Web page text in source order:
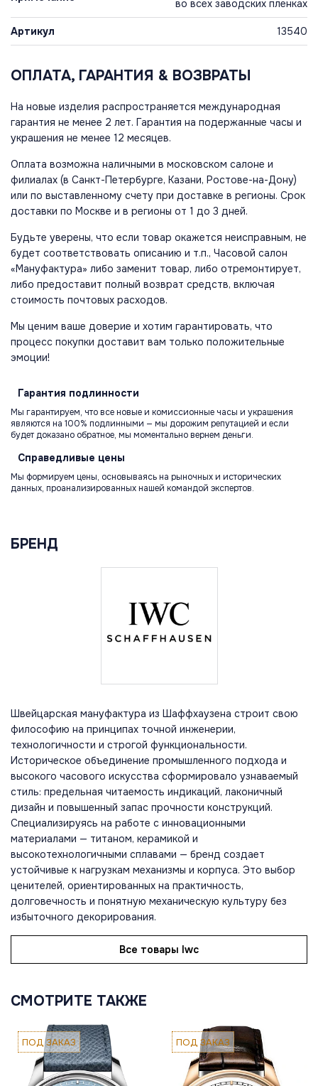
во всех заводских пленках
Артикул 13540
ОПЛАТА, ГАРАНТИЯ & ВОЗВРАТЫ
На новые изделия распространяется международная
гарантия не менее 2 лет. Гарантия на подержанные часы и
украшения не менее 12 месяцев.
Оплата возможна наличными в московском салоне и
филиалах (в Санкт-Петербурге, Казани, Ростове-на-Дону)
или по выставленному счету при доставке в регионы. Срок
доставки по Москве и в регионы от 1 до 3 дней.
Будьте уверены, что если товар окажется неисправным, не
будет соответствовать описанию и т.п., Часовой салон
«Мануфактура» либо заменит товар, либо отремонтирует,
либо предоставит полный возврат средств, включая
стоимость почтовых расходов.
Мы ценим ваше доверие и хотим гарантировать, что
процесс покупки доставит вам только положительные
эмоции!
Гарантия подлинности
Мы гарантируем, что все новые и комиссионные часы и украшения
являются на 100% подлинными — мы дорожим репутацией и если
будет доказано обратное, мы моментально вернем деньги.
Справедливые цены
Мы формируем цены, основываясь на рыночных и исторических
данных, проанализированных нашей командой экспертов.
БРЕНД
Швейцарская мануфактура из Шаффхаузена строит свою
философию на принципах точной инженерии,
технологичности и строгой функциональности.
Историческое объединение промышленного подхода и
высокого часового искусства сформировало узнаваемый
стиль: предельная читаемость индикаций, лаконичный
дизайн и повышенный запас прочности конструкций.
Специализируясь на работе с инновационными
материалами — титаном, керамикой и
высокотехнологичными сплавами — бренд создает
устойчивые к нагрузкам механизмы и корпуса. Это выбор
ценителей, ориентированных на практичность,
долговечность и понятную механическую культуру без
избыточного декорирования.
Все товары Iwc
СМОТРИТЕ ТАКЖЕ
ПОД ЗАКАЗ ПОД ЗАКАЗ